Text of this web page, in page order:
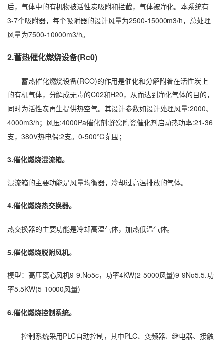
后，气体中的有机物被活性炭吸附和拦截，气体被净化。本系统有
3-7个吸附器，每个吸附器的设计风量为2500-15000m3/h，总处理
风量为7500-10000m3/h。
2.蓄热催化燃烧设备(Rc0)
蓄热催化燃烧设备(RCO)的作用是催化和分解附着在活性炭上
的有机气体，分解成无毒的C02和H20，从而达到净化气体的目的，
同时为活性炭再生提供热空气。其设计参数如设计处理风量:2000、
4000m3/h；风压:4000Pa催化剂:蜂窝陶瓷催化剂启动热功率:21-36
支，380V热电偶:2支。0-500℃范围；
3.催化燃烧混流箱。
混流箱的主要功能是风量均衡器，冷却过高温排放的气体。
4.催化燃烧热交换器。
热交换器的主要功能是冷却高温气体，加热低温气体。
5.催化燃烧脱附风机。
模型：高压离心风机9-9.No5c，功率4KW(2-5000风量)9-9No5.5.功
率5.5KW(5-10000风量)
6.催化燃烧控制系统。
控制系统采用PLC自动控制，其中PLC、变频器、继电器、接触